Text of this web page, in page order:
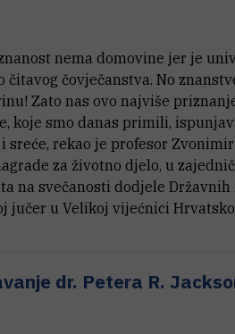
nema domovine jer je
čitavog čovječanstva. No
Zato nas ovo najviše
koje smo danas primili,
sreće, rekao je profesor Zvonimir
za životno djelo, u
na svečanosti dodjele Državnih
jučer u Velikoj vijećnici
dr. Petera R.